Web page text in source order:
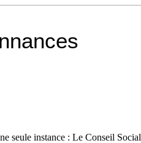
seule instance : Le Conseil Social